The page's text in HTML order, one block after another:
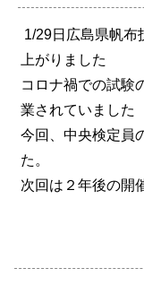
1/29日広島県帆
上がりました
コロナ禍での試験
業されていました
今回、中央検定員
た。
次回は２年後の開